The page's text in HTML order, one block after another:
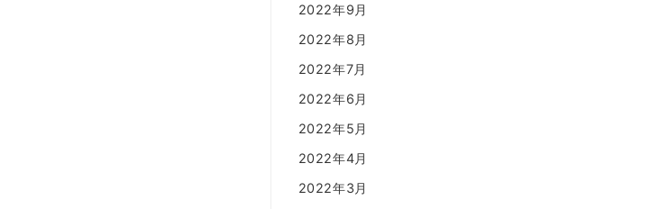
2022年9月
2022年8月
2022年7月
2022年6月
2022年5月
2022年4月
2022年3月